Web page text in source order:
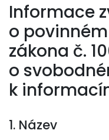
Informace
o
zákona č.
o
k
1. Název